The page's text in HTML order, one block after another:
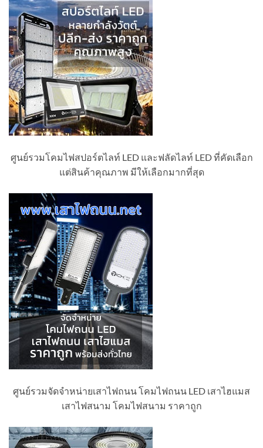
ศูนย์รวมโคมไฟสปอร์ตไลท์ LED และฟลัดไลท์ LED ที่คัดเลือก
แต่สินค้าคุณภาพ มีให้เลือกมากที่สุด
ศูนย์รวมจัดจำหน่ายเสาไฟถนน โคมไฟถนน LED เสาไฮแมส
เสาไฟสนาม โคมไฟสนาม ราคาถูก